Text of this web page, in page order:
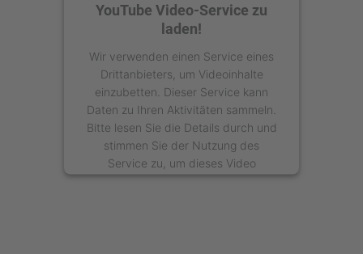
YouTube Video-Service zu
laden!
Wir verwenden einen Service eines
Drittanbieters, um Videoinhalte
einzubetten. Dieser Service kann
Daten zu Ihren Aktivitäten sammeln.
Bitte lesen Sie die Details durch und
stimmen Sie der Nutzung des
Service zu, um dieses Video
anzusehen.